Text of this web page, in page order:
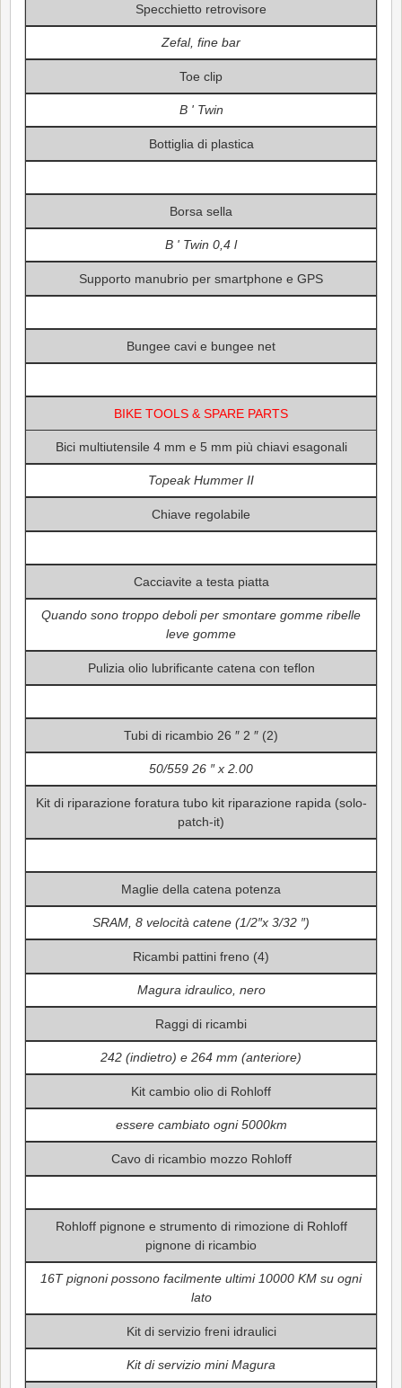
Specchietto retrovisore
Zefal, fine bar
Toe clip
B ' Twin
Bottiglia di plastica
Borsa sella
B ' Twin 0,4 l
Supporto manubrio per smartphone e GPS
Bungee cavi e bungee net
BIKE TOOLS & SPARE PARTS
Bici multiutensile 4 mm e 5 mm più chiavi esagonali
Topeak Hummer II
Chiave regolabile
Cacciavite a testa piatta
Quando sono troppo deboli per smontare gomme ribelle
leve gomme
Pulizia olio lubrificante catena con teflon
Tubi di ricambio 26 ″ 2 ″ (2)
50/559 26 ″ x 2.00
Kit di riparazione foratura tubo kit riparazione rapida (solo-
patch-it)
Maglie della catena potenza
SRAM, 8 velocità catene (1/2″x 3/32 ″)
Ricambi pattini freno (4)
Magura idraulico, nero
Raggi di ricambi
242 (indietro) e 264 mm (anteriore)
Kit cambio olio di Rohloff
essere cambiato ogni 5000km
Cavo di ricambio mozzo Rohloff
Rohloff pignone e strumento di rimozione di Rohloff
pignone di ricambio
16T pignoni possono facilmente ultimi 10000 KM su ogni
lato
Kit di servizio freni idraulici
Kit di servizio mini Magura